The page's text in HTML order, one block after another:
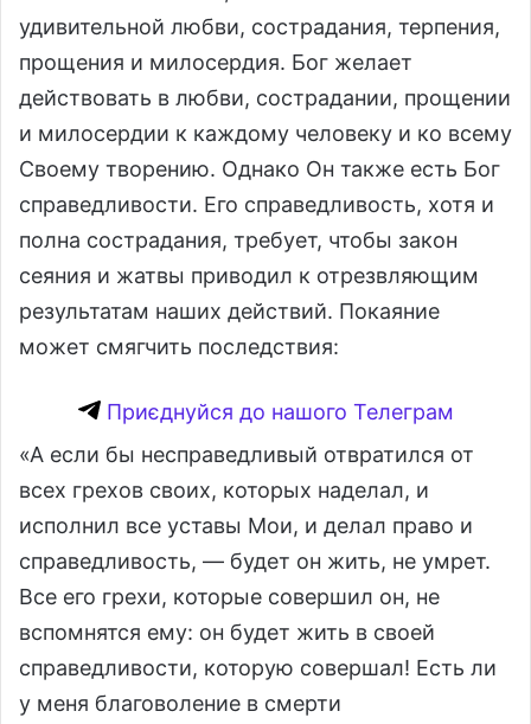
удивительной любви, сострадания, терпения,
прощения и милосердия. Бог желает
действовать в любви, сострадании, прощении
и милосердии к каждому человеку и ко всему
Своему творению. Однако Он также есть Бог
справедливости. Его справедливость, хотя и
полна сострадания, требует, чтобы закон
сеяния и жатвы приводил к отрезвляющим
результатам наших действий. Покаяние
может смягчить последствия:
Приєднуйся до нашого Телеграм
«А если бы несправедливый отвратился от
всех грехов своих, которых наделал, и
исполнил все уставы Мои, и делал право и
справедливость, — будет он жить, не умрет.
Все его грехи, которые совершил он, не
вспомнятся ему: он будет жить в своей
справедливости, которую совершал! Есть ли
у меня благоволение в смерти